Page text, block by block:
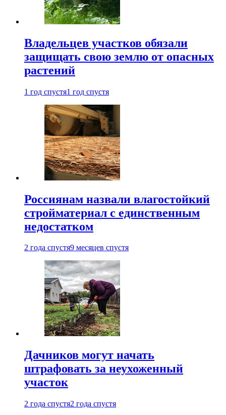
Владельцев участков обязали
защищать свою землю от опасных
растений
1 год спустя1 год спустя
Россиянам назвали влагостойкий
стройматериал с единственным
недостатком
2 года спустя9 месяцев спустя
Дачников могут начать
штрафовать за неухоженный
участок
2 года спустя2 года спустя